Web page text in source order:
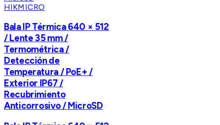
HIKMICRO
Bala IP Térmica 640 × 512
/ Lente 35 mm /
Termométrica /
Detección de
Temperatura / PoE+ /
Exterior IP67 /
Recubrimiento
Anticorrosivo / MicroSD